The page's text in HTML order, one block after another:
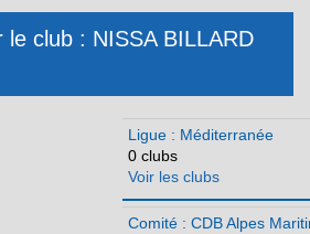
le club : NISSA BILLARD
Ligue : Méditerranée
0 clubs
Voir les clubs
Comité : CDB Alpes